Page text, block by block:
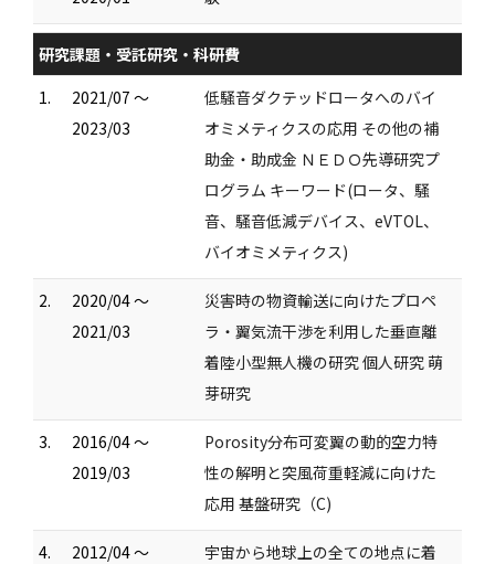
研究課題・受託研究・科研費
1.
2021/07 ～
2023/03
低騒音ダクテッドロータへのバイ
オミメティクスの応用 その他の補
助金・助成金 ＮＥＤＯ先導研究プ
ログラム キーワード(ロータ、騒
音、騒音低減デバイス、eVTOL、
バイオミメティクス)
2.
2020/04 ～
2021/03
災害時の物資輸送に向けたプロペ
ラ・翼気流干渉を利用した垂直離
着陸小型無人機の研究 個人研究 萌
芽研究
3.
2016/04 ～
2019/03
Porosity分布可変翼の動的空力特
性の解明と突風荷重軽減に向けた
応用 基盤研究（C)
4.
2012/04 ～
宇宙から地球上の全ての地点に着